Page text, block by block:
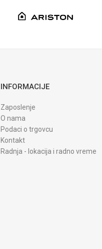
INFORMACIJE
Zaposlenje
O nama
Podaci o trgovcu
Kontakt
Radnja - lokacija i radno vreme